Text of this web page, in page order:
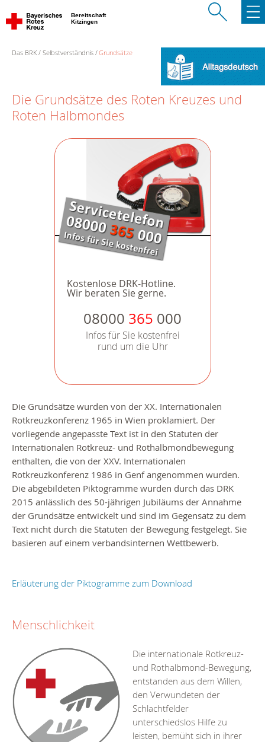
Bereitschaft
Kitzingen
Das BRK Selbstverständnis Grundsätze
Die Grundsätze des Roten Kreuzes und
Roten Halbmondes
Kostenlose DRK-Hotline.
Wir beraten Sie gerne.
08000 365 000
Infos für Sie kostenfrei
rund um die Uhr
Die Grundsätze wurden von der XX. Internationalen
Rotkreuzkonferenz 1965 in Wien proklamiert. Der
vorliegende angepasste Text ist in den Statuten der
Internationalen Rotkreuz- und Rothalbmondbewegung
enthalten, die von der XXV. Internationalen
Rotkreuzkonferenz 1986 in Genf angenommen wurden.
Die abgebildeten Piktogramme wurden durch das DRK
2015 anlässlich des 50-jährigen Jubiläums der Annahme
der Grundsätze entwickelt und sind im Gegensatz zu dem
Text nicht durch die Statuten der Bewegung festgelegt. Sie
basieren auf einem verbandsinternen Wettbewerb.
Erläuterung der Piktogramme zum Download
Menschlichkeit
Die internationale Rotkreuz-
und Rothalbmond-Bewegung,
entstanden aus dem Willen,
den Verwundeten der
Schlachtfelder
unterschiedslos Hilfe zu
leisten, bemüht sich in ihrer